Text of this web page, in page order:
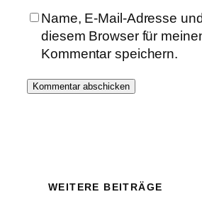
Name, E-Mail-Adresse
diesem Browser für
Kommentar speichern.
WEITERE BEITRÄGE